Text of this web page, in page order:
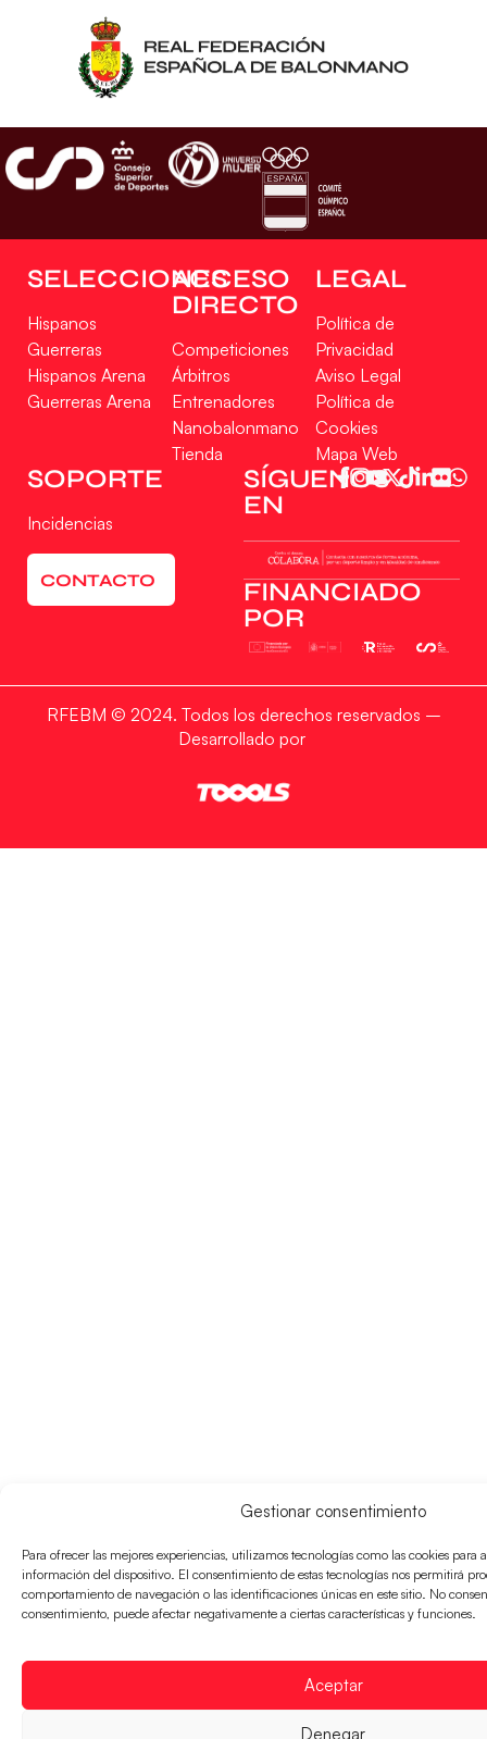
Gestionar consentimiento
Para ofrecer las mejores experiencias, utilizamos tecnologías como las cookies para
información del dispositivo. El consentimiento de estas tecnologías nos permitirá
comportamiento de navegación o las identificaciones únicas en este sitio. No
consentimiento, puede afectar negativamente a ciertas características y funciones.
Aceptar
Denegar
SELECCIONES
Hispanos
Guerreras
Hispanos Arena
Guerreras Arena
ACCESO
DIRECTO
Competiciones
Árbitros
Entrenadores
Nanobalonmano
Tienda
LEGAL
Política de
Privacidad
Aviso Legal
Política de
Cookies
Mapa Web
SOPORTE
Incidencias
CONTACTO
SÍGUENOS
EN
FINANCIADO
POR
RFEBM © 2024. Todos los derechos reservados –
Desarrollado por